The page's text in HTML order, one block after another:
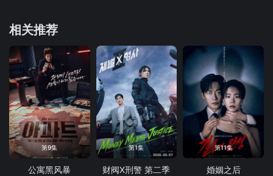
相关推荐
第9集
公寓黑风暴
第1集
财阀X刑警 第二季
第11集
婚姻之后